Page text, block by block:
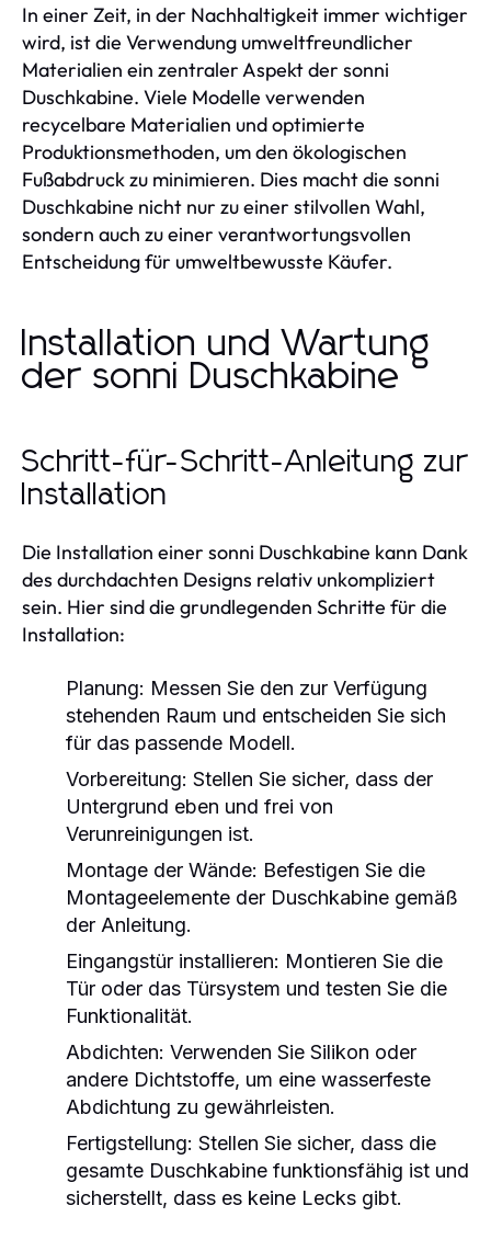
In einer Zeit, in der Nachhaltigkeit immer wichtiger
wird, ist die Verwendung umweltfreundlicher
Materialien ein zentraler Aspekt der sonni
Duschkabine. Viele Modelle verwenden
recycelbare Materialien und optimierte
Produktionsmethoden, um den ökologischen
Fußabdruck zu minimieren. Dies macht die sonni
Duschkabine nicht nur zu einer stilvollen Wahl,
sondern auch zu einer verantwortungsvollen
Entscheidung für umweltbewusste Käufer.
Installation und Wartung
der sonni Duschkabine
Schritt-für-Schritt-Anleitung zur
Installation
Die Installation einer sonni Duschkabine kann Dank
des durchdachten Designs relativ unkompliziert
sein. Hier sind die grundlegenden Schritte für die
Installation:
Planung: Messen Sie den zur Verfügung
stehenden Raum und entscheiden Sie sich
für das passende Modell.
Vorbereitung: Stellen Sie sicher, dass der
Untergrund eben und frei von
Verunreinigungen ist.
Montage der Wände: Befestigen Sie die
Montageelemente der Duschkabine gemäß
der Anleitung.
Eingangstür installieren: Montieren Sie die
Tür oder das Türsystem und testen Sie die
Funktionalität.
Abdichten: Verwenden Sie Silikon oder
andere Dichtstoffe, um eine wasserfeste
Abdichtung zu gewährleisten.
Fertigstellung: Stellen Sie sicher, dass die
gesamte Duschkabine funktionsfähig ist und
sicherstellt, dass es keine Lecks gibt.